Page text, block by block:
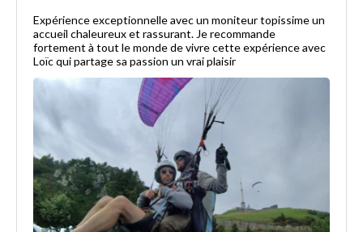
Expérience exceptionnelle avec un moniteur topissime un
accueil chaleureux et rassurant. Je recommande
fortement à tout le monde de vivre cette expérience avec
Loïc qui partage sa passion un vrai plaisir